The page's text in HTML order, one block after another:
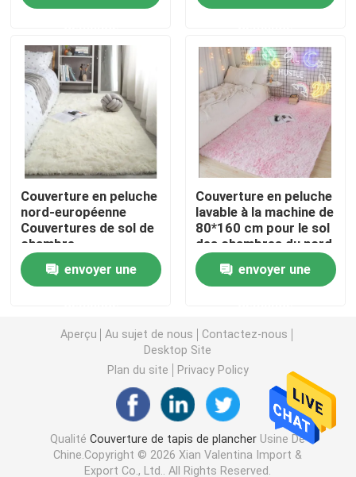
Couverture de tapis de plancher
Tapis de plancher de chambre à coucher
Tapis de plancher de salon
Tapis imperméable de salle de bains
Couverture de la salle de jeux des enfants
Tapis de plancher de chaise
Tapis lavable de cuisine
Tapis de panneau de dard
Glissez non les tapis d'escalier
Couverture en peluche
nord-européenne
Couvertures de sol de
chambre
envoyer une
Couverture en peluche
lavable à la machine de
80*160 cm pour le sol
des chambres du nord
de l'Europe
envoyer une
Aperçu Au sujet de nous
Contactez-nous
Desktop Site
Plan du site
Privacy Policy
QualitéCouverture de tapis de plancher Usine De
Chine.Copyright © 2026 Xian Valentina Import &
Export Co., Ltd.. All Rights Reserved.